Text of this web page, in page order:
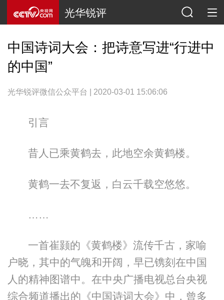
光华锐评
中国诗词大会：把诗意写进“行进中
的中国”
光华锐评微信公众平台 | 2020-03-01 15:06:06
引言
昔人已乘黄鹤去，此地空余黄鹤楼。
黄鹤一去不复返，白云千载空悠悠。
……
一首崔颢的《黄鹤楼》流传千古，家喻
户晓，其中的气魄和开阔，早已镌刻在中国
人的精神图谱中。在中央广播电视总台央视
综合频道播出的《中国诗词大会》中，曾多